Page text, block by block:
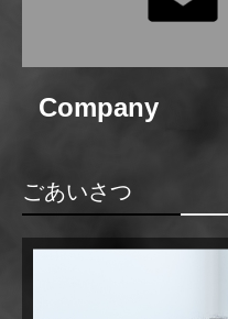
事務所・倉庫・牧場・工場
Company
ごあいさつ